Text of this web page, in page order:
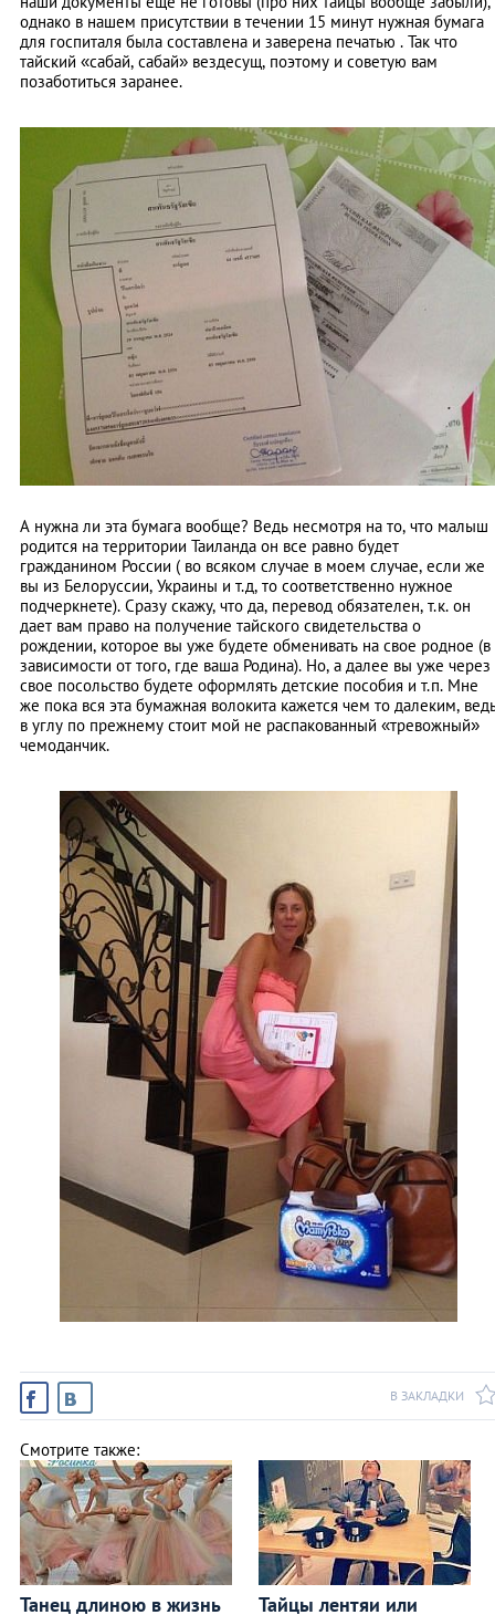
однако в нашем присутствии в течении 15 минут нужная бумага
для госпиталя была составлена и заверена печатью . Так что
тайский «сабай, сабай» вездесущ, поэтому и советую вам
позаботиться заранее.
А нужна ли эта бумага вообще? Ведь несмотря на то, что малыш
родится на территории Таиланда он все равно будет
гражданином России ( во всяком случае в моем случае, если же
вы из Белоруссии, Украины и т.д, то соответственно нужное
подчеркнете). Сразу скажу, что да, перевод обязателен, т.к. он
дает вам право на получение тайского свидетельства о
рождении, которое вы уже будете обменивать на свое родное (в
зависимости от того, где ваша Родина). Но, а далее вы уже через
свое посольство будете оформлять детские пособия и т.п. Мне
же пока вся эта бумажная волокита кажется чем то далеким,
в углу по прежнему стоит мой не распакованный «тревожный»
чемоданчик.
В ЗАКЛАДКИ
Смотрите также:
Танец длиною в жизнь
Тайцы лентяи или